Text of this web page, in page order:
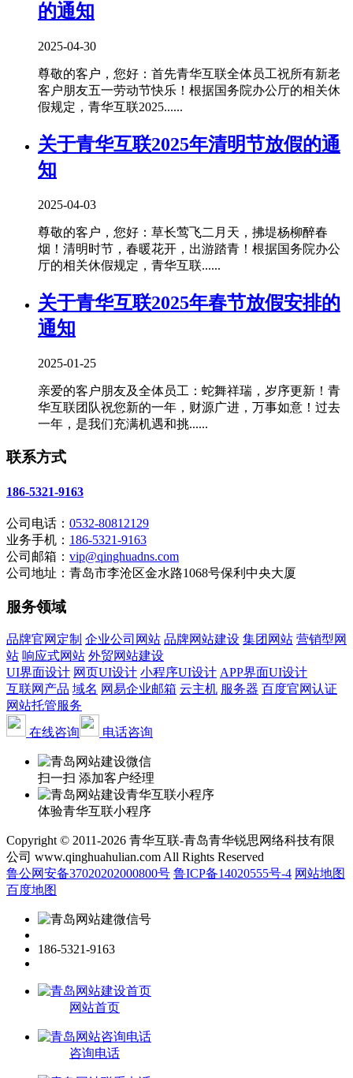
的通知
2025-04-30
尊敬的客户，您好：首先青华互联全体员工祝所有新老
客户朋友五一劳动节快乐！根据国务院办公厅的相关休
假规定，青华互联2025......
关于青华互联2025年清明节放假的通
知
2025-04-03
尊敬的客户，您好：草长莺飞二月天，拂堤杨柳醉春
烟！清明时节，春暖花开，出游踏青！根据国务院办公
厅的相关休假规定，青华互联......
关于青华互联2025年春节放假安排的
通知
2025-01-25
亲爱的客户朋友及全体员工：蛇舞祥瑞，岁序更新！青
华互联团队祝您新的一年，财源广进，万事如意！过去
一年，是我们充满机遇和挑......
联系方式
186-5321-9163
公司电话： 0532-80812129
业务手机： 186-5321-9163
公司邮箱： vip@qinghuadns.com
公司地址：青岛市李沧区金水路1068号保利中央大厦
服务领域
品牌官网定制 企业公司网站 品牌网站建设 集团网站 营销型网
站 响应式网站 外贸网站建设
UI界面设计 网页UI设计 小程序UI设计 APP界面UI设计
互联网产品 域名 网易企业邮箱 云主机 服务器 百度官网认证
网站托管服务
在线咨询
电话咨询
扫一扫 添加客户经理
体验青华互联小程序
Copyright © 2011-2026 青华互联-青岛青华锐思网络科技有限
公司 www.qinghuahulian.com All Rights Reserved
鲁公网安备37020202000800号 鲁ICP备14020555号-4 网站地图
百度地图
186-5321-9163
网站首页
咨询电话